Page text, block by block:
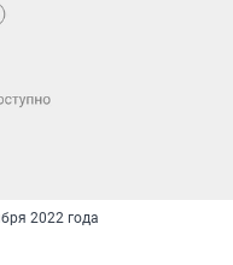
2022 года